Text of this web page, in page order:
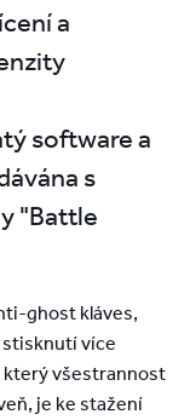
a
software a
s
"Battle
ghost kláves,
více
který všestrannost
je ke stažení